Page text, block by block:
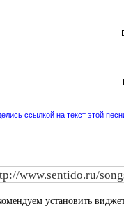
ссылкой на текст этой
установить